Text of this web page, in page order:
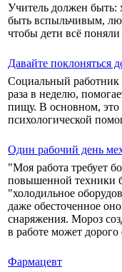
Учитель должен быть:
быть вспыльчивым,
чтобы дети всё
Давайте поклоняться
Социальный
раза в неделю,
пищу. В основном,
психологической
Один рабочий день
"Моя работа требует
повышенной техники
"холодильное
даже обесточенное
снаряжения. Мороз
в работе может дорого
Фармацевт